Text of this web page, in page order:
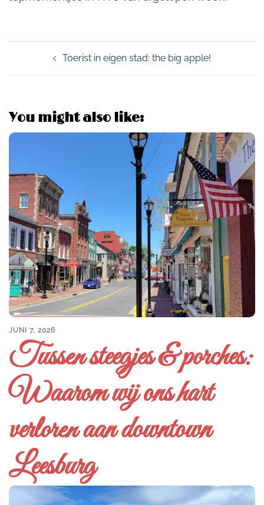
navigation
Toerist in eigen stad: the big apple!
You might also like:
JUNI 7, 2026
Tussen steegjes & porches:
Waarom wij ons hart
verloren aan downtown
Leesburg